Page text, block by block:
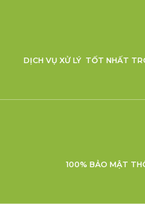
DỊCH VỤ XỬ LÝ TỐT NHẤT
100% BẢO MẬT